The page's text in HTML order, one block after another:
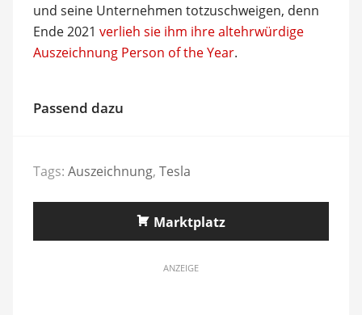
und seine Unternehmen totzuschweigen, denn
Ende 2021 verlieh sie ihm ihre altehrwürdige
Auszeichnung Person of the Year.
Passend dazu
Tags: Auszeichnung, Tesla
Marktplatz
ANZEIGE